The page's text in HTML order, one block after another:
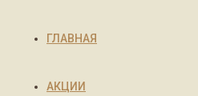
ГЛАВНАЯ
АКЦИИ